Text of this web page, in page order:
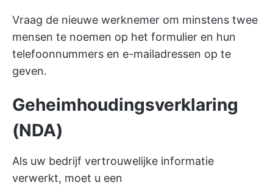
Vraag de nieuwe werknemer om minstens twee
mensen te noemen op het formulier en hun
telefoonnummers en e-mailadressen op te
geven.
Geheimhoudingsverklaring
(NDA)
Als uw bedrijf vertrouwelijke informatie
verwerkt, moet u een